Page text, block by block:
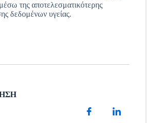
της αποτελεσματικότερης
δεδομένων υγείας.